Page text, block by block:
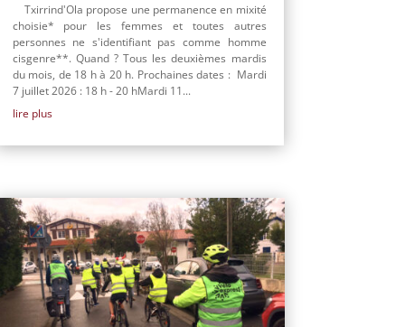
Txirrind'Ola propose une permanence en mixité
choisie* pour les femmes et toutes autres
personnes ne s'identifiant pas comme homme
cisgenre**. Quand ? Tous les deuxièmes mardis
du mois, de 18 h à 20 h. Prochaines dates : Mardi
7 juillet 2026 : 18 h - 20 hMardi 11...
lire plus